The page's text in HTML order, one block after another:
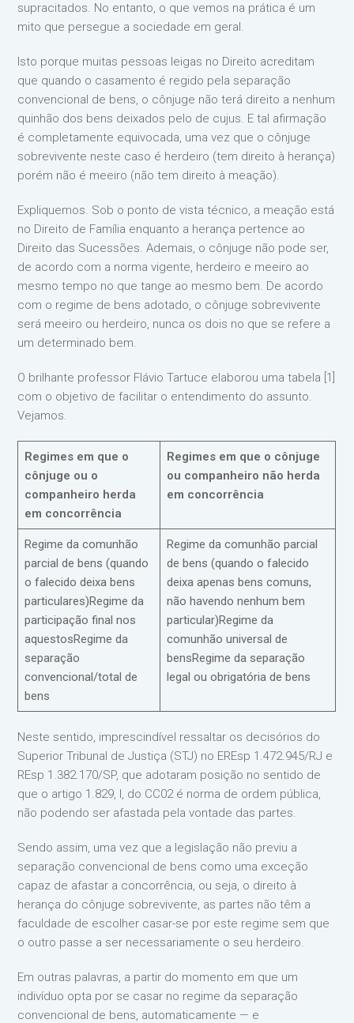
supracitados. No entanto, o que vemos na prática é um
mito que persegue a sociedade em geral.
Isto porque muitas pessoas leigas no Direito acreditam
que quando o casamento é regido pela separação
convencional de bens, o cônjuge não terá direito a nenhum
quinhão dos bens deixados pelo de cujus. E tal afirmação
é completamente equivocada, uma vez que o cônjuge
sobrevivente neste caso é herdeiro (tem direito à herança)
porém não é meeiro (não tem direito à meação).
Expliquemos. Sob o ponto de vista técnico, a meação está
no Direito de Família enquanto a herança pertence ao
Direito das Sucessões. Ademais, o cônjuge não pode ser,
de acordo com a norma vigente, herdeiro e meeiro ao
mesmo tempo no que tange ao mesmo bem. De acordo
com o regime de bens adotado, o cônjuge sobrevivente
será meeiro ou herdeiro, nunca os dois no que se refere a
um determinado bem.
O brilhante professor Flávio Tartuce elaborou uma tabela [1]
com o objetivo de facilitar o entendimento do assunto.
Vejamos.
Regimes em que o
cônjuge ou o
companheiro herda
em concorrência
Regimes em que o cônjuge
ou companheiro não herda
em concorrência
Regime da comunhão
parcial de bens (quando
o falecido deixa bens
particulares)Regime da
participação final nos
aquestosRegime da
separação
convencional/total de
bens
Regime da comunhão parcial
de bens (quando o falecido
deixa apenas bens comuns,
não havendo nenhum bem
particular)Regime da
comunhão universal de
bensRegime da separação
legal ou obrigatória de bens
Neste sentido, imprescindível ressaltar os decisórios do
Superior Tribunal de Justiça (STJ) no EREsp 1.472.945/RJ e
REsp 1.382.170/SP, que adotaram posição no sentido de
que o artigo 1.829, I, do CC02 é norma de ordem pública,
não podendo ser afastada pela vontade das partes.
Sendo assim, uma vez que a legislação não previu a
separação convencional de bens como uma exceção
capaz de afastar a concorrência, ou seja, o direito à
herança do cônjuge sobrevivente, as partes não têm a
faculdade de escolher casar-se por este regime sem que
o outro passe a ser necessariamente o seu herdeiro.
Em outras palavras, a partir do momento em que um
indivíduo opta por se casar no regime da separação
convencional de bens, automaticamente — e